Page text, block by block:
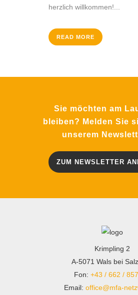
herzlich willkommen!...
READ MORE
Sie möchten am
bleiben? Melden Sie
unserem
ZUM NEWSLETTER
Krimpling 2
A-5071 Wals bei
Fon: +43 / 662 /
Email: office@mfa-